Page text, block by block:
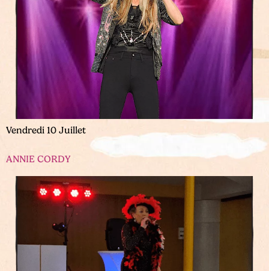
Vendredi 10 Juillet
ANNIE CORDY